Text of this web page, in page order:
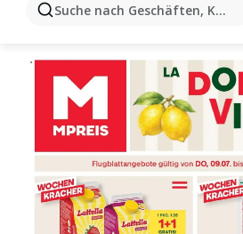
Suche nach Geschäften,